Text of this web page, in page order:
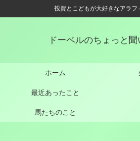
投資とこどもが大好きなアラフ
ドーベルのちょっと
ホーム
最近あったこと
馬たちのこと